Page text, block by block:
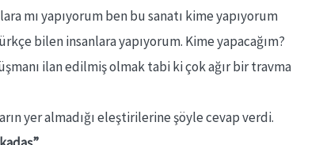
mı yapıyorum ben bu sanatı kime yapıyorum
bilen insanlara yapıyorum. Kime yapacağım?
ilan edilmiş olmak tabi ki çok ağır bir travma
yer almadığı eleştirilerine şöyle cevap verdi.